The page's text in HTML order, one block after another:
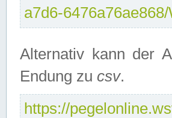
a7d6-
Alternativ kann der
Endung zu csv.
https://